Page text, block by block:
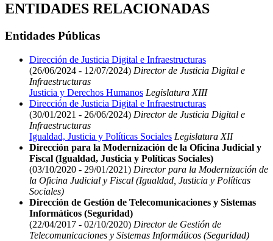
ENTIDADES RELACIONADAS
Entidades Públicas
Dirección de Justicia Digital e Infraestructuras
(26/06/2024 - 12/07/2024) Director de Justicia Digital e
Infraestructuras
Justicia y Derechos Humanos Legislatura XIII
Dirección de Justicia Digital e Infraestructuras
(30/01/2021 - 26/06/2024) Director de Justicia Digital e
Infraestructuras
Igualdad, Justicia y Políticas Sociales Legislatura XII
Dirección para la Modernización de la Oficina Judicial y
Fiscal (Igualdad, Justicia y Políticas Sociales)
(03/10/2020 - 29/01/2021) Director para la Modernización de
la Oficina Judicial y Fiscal (Igualdad, Justicia y Políticas
Sociales)
Dirección de Gestión de Telecomunicaciones y Sistemas
Informáticos (Seguridad)
(22/04/2017 - 02/10/2020) Director de Gestión de
Telecomunicaciones y Sistemas Informáticos (Seguridad)